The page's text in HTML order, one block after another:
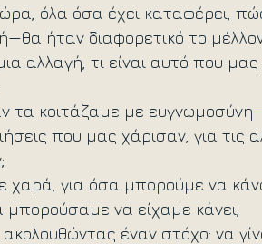
όλα όσα έχει καταφέρει, πώς
ήταν διαφορετικό το
αλλαγή, τι είναι αυτό που
τα κοιτάζαμε με
που μας χάρισαν, για τις
χαρά, για όσα μπορούμε να
να είχαμε κάνει;
έναν στόχο: να